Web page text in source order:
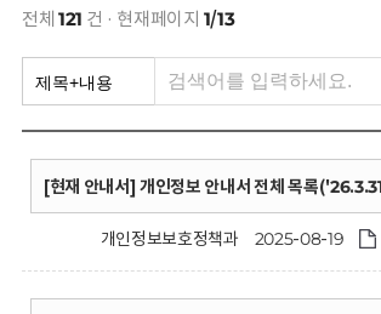
호
위
원
회
전체 121 건 · 현재페이지 1/13
[현재 안내서] 개인정보 안내서 전체 목록
개인정보보호정책과 2025-08-19